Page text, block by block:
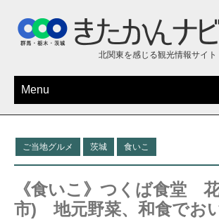
北関東を感じる観光情報サイト
Menu
ご当地グルメ 茨城 食いこ
《食いこ》つくば食堂
市) 地元野菜、和食でお